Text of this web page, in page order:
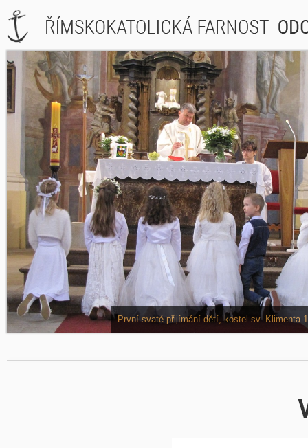
První svaté přijímání dětí, kostel sv. Klimenta
Víkend dětí z náboženství na faře v Odoleně Vodě,